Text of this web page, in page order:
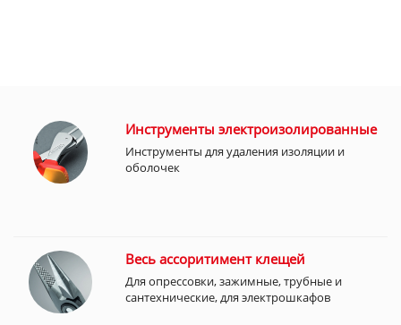
Инструменты электроизолированные
Инструменты для удаления изоляции и
оболочек
Весь ассоритимент клещей
Для опрессовки, зажимные, трубные и
сантехнические, для электрошкафов